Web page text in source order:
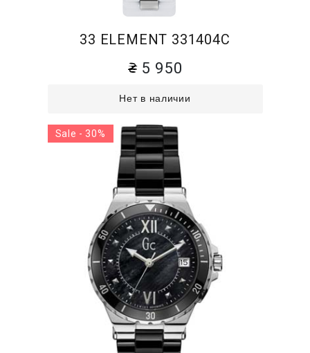
33 ELEMENT 331404C
5 950
Нет в наличии
Sale - 30%